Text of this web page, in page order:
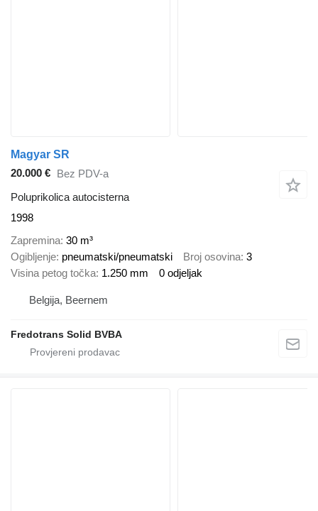
Magyar SR
20.000 € Bez PDV-a
Poluprikolica autocisterna
1998
Zapremina 30 m³
Ogibljenje pneumatski/pneumatski Broj osovina 3
Visina petog točka 1.250 mm 0 odjeljak
Belgija, Beernem
Fredotrans Solid BVBA